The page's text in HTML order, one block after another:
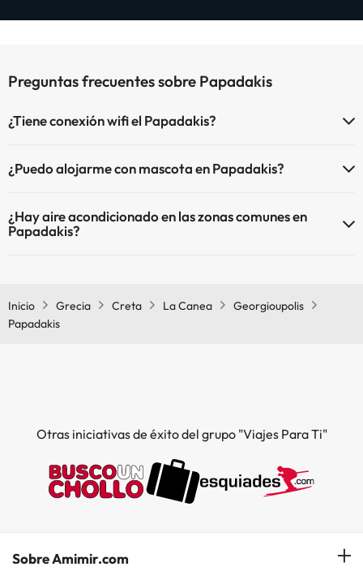
Preguntas frecuentes sobre Papadakis
¿Tiene conexión wifi el Papadakis?
¿Puedo alojarme con mascota en Papadakis?
¿Hay aire acondicionado en las zonas comunes en
Papadakis?
Inicio Grecia Creta La Canea
Georgioupolis
Papadakis
Otras iniciativas de éxito del grupo "Viajes Para Ti"
Sobre Amimir.com